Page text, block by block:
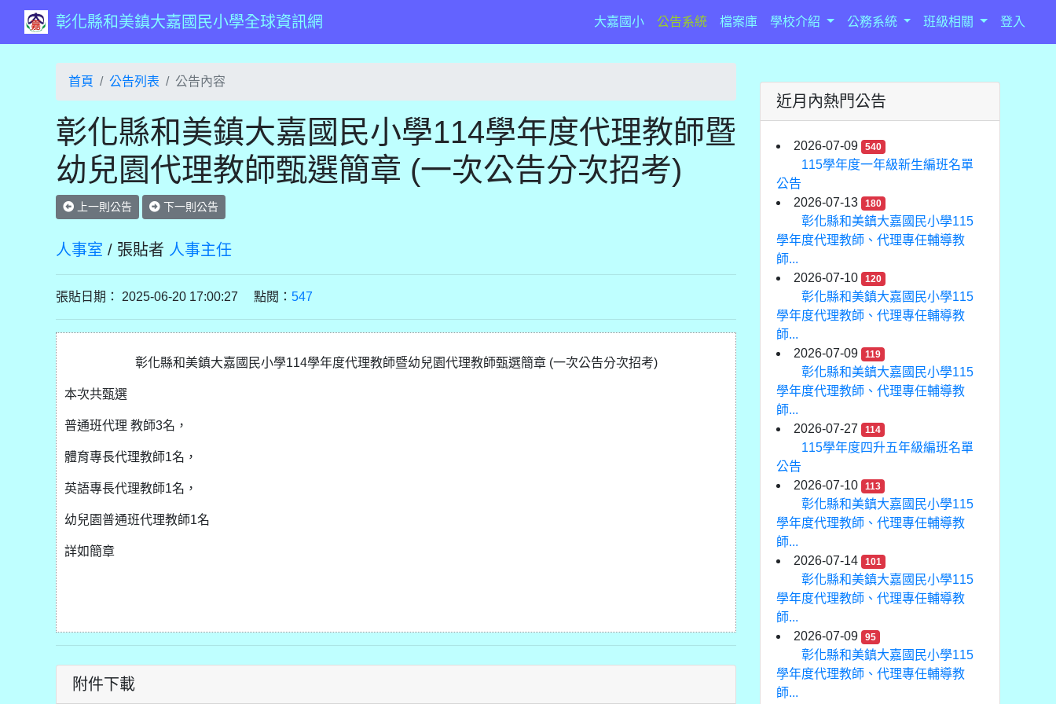
彰化縣和美鎮大嘉國民小學全球資訊網 大嘉國小(current)
公告系統 檔案庫 學校介紹 公務系統 班級相關 登入
首頁 公告列表 公告內容
彰化縣和美鎮大嘉國民小學114學年度代理教師暨
幼兒園代理教師甄選簡章 (一次公告分次招考)
上一則公告 下一則公告
人事室 / 張貼者 人事主任
張貼日期： 2025-06-20 17:00:27 點閱： 547
彰化縣和美鎮大嘉國民小學114學年度代理教師暨幼兒園代理教師甄選簡章 (一次公告分次招考)
本次共甄選
普通班代理 教師3名，
體育專長代理教師1名，
英語專長代理教師1名，
幼兒園普通班代理教師1名
詳如簡章
附件下載
近月內熱門公告
2026-07-09 540
115學年度一年級新生編班名單
公告
2026-07-13
180
彰化縣和美鎮大嘉國民小學115
學年度代理教師、代理專任輔導教
師...
2026-07-10
120
彰化縣和美鎮大嘉國民小學115
學年度代理教師、代理專任輔導教
師...
2026-07-09
119
彰化縣和美鎮大嘉國民小學115
學年度代理教師、代理專任輔導教
師...
2026-07-27
114
115學年度四升五年級編班名單
公告
2026-07-10
113
彰化縣和美鎮大嘉國民小學115
學年度代理教師、代理專任輔導教
師...
2026-07-14
101
彰化縣和美鎮大嘉國民小學115
學年度代理教師、代理專任輔導教
師...
2026-07-09
95
彰化縣和美鎮大嘉國民小學115
學年度代理教師、代理專任輔導教
師...